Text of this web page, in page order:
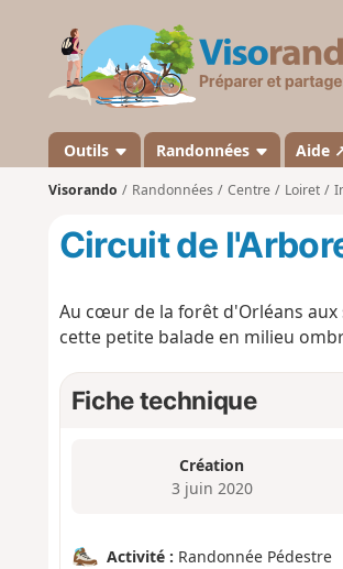
Outils Randonnées Aide
Visorando Randonnées Centre Loiret
Circuit de
Au cœur de la forêt d'Orléans
cette petite balade en milieu
Fiche technique
Création
3 juin 2020
Activité : Randonnée Pédestre